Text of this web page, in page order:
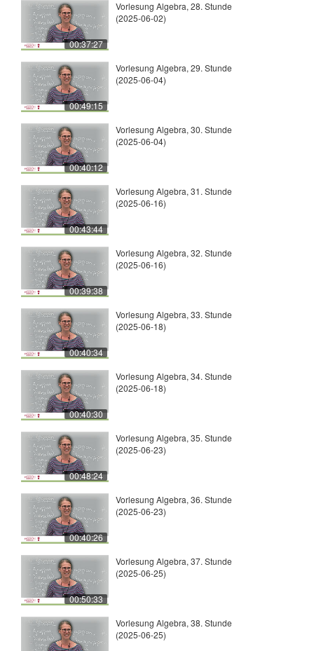
00:37:27
Vorlesung Algebra, 28. Stunde
(2025-06-02)
00:49:15
Vorlesung Algebra, 29. Stunde
(2025-06-04)
00:40:12
Vorlesung Algebra, 30. Stunde
(2025-06-04)
00:43:44
Vorlesung Algebra, 31. Stunde
(2025-06-16)
00:39:38
Vorlesung Algebra, 32. Stunde
(2025-06-16)
00:40:34
Vorlesung Algebra, 33. Stunde
(2025-06-18)
00:40:30
Vorlesung Algebra, 34. Stunde
(2025-06-18)
00:48:24
Vorlesung Algebra, 35. Stunde
(2025-06-23)
00:40:26
Vorlesung Algebra, 36. Stunde
(2025-06-23)
00:50:33
Vorlesung Algebra, 37. Stunde
(2025-06-25)
Vorlesung Algebra, 38. Stunde
(2025-06-25)